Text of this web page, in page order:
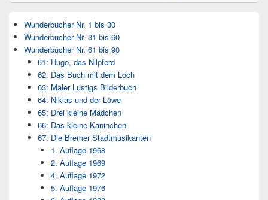
Wunderbücher Nr. 1 bis 30
Wunderbücher Nr. 31 bis 60
Wunderbücher Nr. 61 bis 90
61: Hugo, das Nilpferd
62: Das Buch mit dem Loch
63: Maler Lustigs Bilderbuch
64: Niklas und der Löwe
65: Drei kleine Mädchen
66: Das kleine Kaninchen
67: Die Bremer Stadtmusikanten
1. Auflage 1968
2. Auflage 1969
4. Auflage 1972
5. Auflage 1976